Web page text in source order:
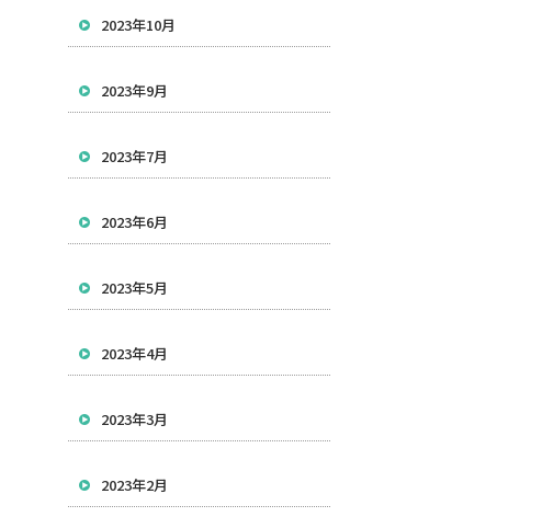
2023年10月
2023年9月
2023年7月
2023年6月
2023年5月
2023年4月
2023年3月
2023年2月